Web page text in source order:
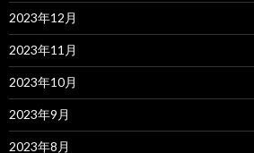
2023年12月
2023年11月
2023年10月
2023年9月
2023年8月